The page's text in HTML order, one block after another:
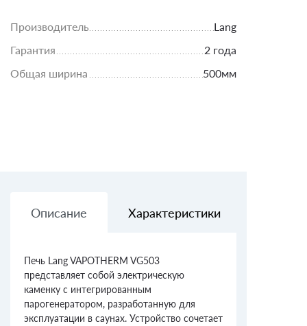
Производитель
Lang
Гарантия
2 года
Общая ширина
500мм
Описание Характеристики
Печь Lang VAPOTHERM VG503
представляет собой электрическую
каменку с интегрированным
парогенератором, разработанную для
эксплуатации в саунах. Устройство сочетает